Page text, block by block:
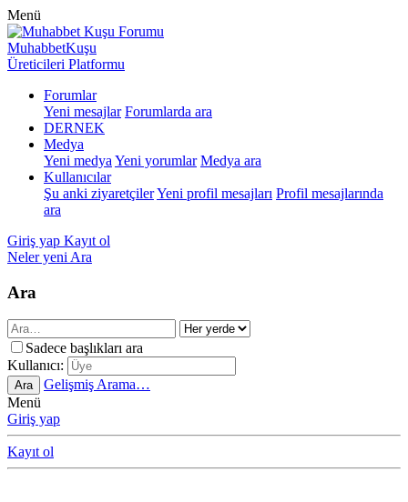
Menü
MuhabbetKuşu
Üreticileri Platformu
Forumlar
Yeni mesajlar Forumlarda ara
DERNEK
Medya
Yeni medya Yeni yorumlar Medya ara
Kullanıcılar
Şu anki ziyaretçilerYeni profil mesajları Profil mesajlarında
ara
Giriş yap Kayıt ol
Neler yeni Ara
Ara
Sadece başlıkları ara
Kullanıcı:
Ara
Gelişmiş Arama…
Menü
Giriş yap
Kayıt ol